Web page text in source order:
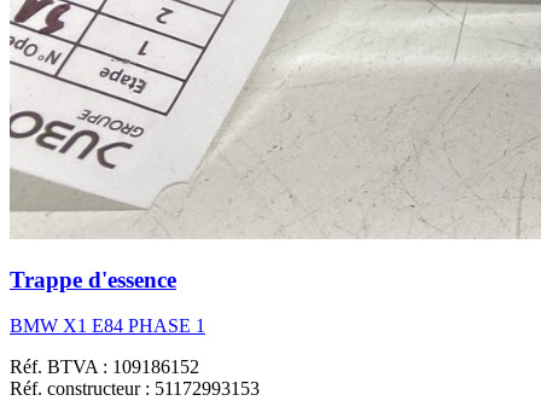
Trappe d'essence
BMW X1 E84 PHASE 1
Réf. BTVA : 109186152
Réf. constructeur : 51172993153